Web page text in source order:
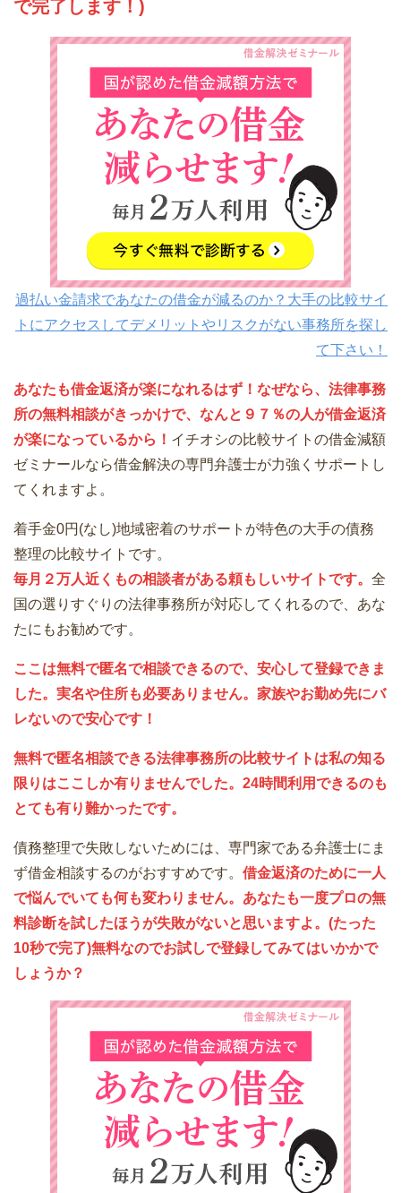
で完了します！)
過払い金請求であなたの借金が減るのか？大手の比較サイ
トにアクセスしてデメリットやリスクがない事務所を探し
て下さい！
あなたも借金返済が楽になれるはず！なぜなら、法律事務
所の無料相談がきっかけで、なんと９７％の人が借金返済
が楽になっているから！ イチオシの比較サイトの借金減額
ゼミナールなら借金解決の専門弁護士が力強くサポートし
てくれますよ。
着手金0円(なし)地域密着のサポートが特色の大手の債務
整理の比較サイトです。
毎月２万人近くもの相談者がある頼もしいサイトです。 全
国の選りすぐりの法律事務所が対応してくれるので、あな
たにもお勧めです。
ここは無料で匿名で相談できるので、安心して登録できま
した。実名や住所も必要ありません。家族やお勤め先にバ
レないので安心です！
無料で匿名相談できる法律事務所の比較サイトは私の知る
限りはここしか有りませんでした。24時間利用できるのも
とても有り難かったです。
債務整理で失敗しないためには、専門家である弁護士にま
ず借金相談するのがおすすめです。 借金返済のために一人
で悩んでいても何も変わりません。あなたも一度プロの無
料診断を試したほうが失敗がないと思いますよ。(たった
10秒で完了)無料なのでお試しで登録してみてはいかかで
しょうか？